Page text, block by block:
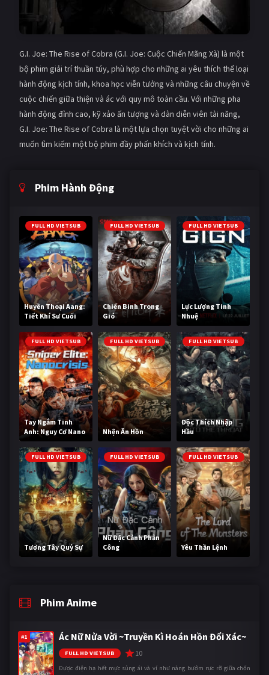
G.I. Joe: The Rise of Cobra (G.I. Joe: Cuộc Chiến Mãng Xà) là một
bộ phim giải trí thuần túy, phù hợp cho những ai yêu thích thể loại
hành động kịch tính, khoa học viễn tưởng và những câu chuyện về
cuộc chiến giữa thiện và ác với quy mô toàn cầu. Với những pha
hành động đỉnh cao, kỹ xảo ấn tượng và dàn diễn viên tài năng,
G.I. Joe: The Rise of Cobra là một lựa chọn tuyệt vời cho những ai
muốn tìm kiếm một bộ phim đầy phấn khích và kịch tính.
Phim Hành Động
FULL HD VIETSUB
Huyền Thoại Aang:
Tiết Khí Sư Cuối
Cùng
FULL HD VIETSUB
Chiến Binh Trong
Gió
FULL HD VIETSUB
Lực Lượng Tinh
Nhuệ
FULL HD VIETSUB
Tay Ngắm Tinh
Anh: Nguy Cơ Nano
FULL HD VIETSUB
Nhện Ăn Hồn
FULL HD VIETSUB
Độc Thích Nhập
Hầu
FULL HD VIETSUB
Tương Tây Quỷ Sự
FULL HD VIETSUB
Nữ Đặc Cảnh Phản
Công
FULL HD VIETSUB
Yêu Thần Lệnh
Phim Anime
#1 Ác Nữ Nửa Vời ~Truyền Kì Hoán Hồn Đổi Xác~
FULL HD VIETSUB 10
Được điện hạ hết mực sủng ái và ví như nàng bướm rực rỡ giữa chốn